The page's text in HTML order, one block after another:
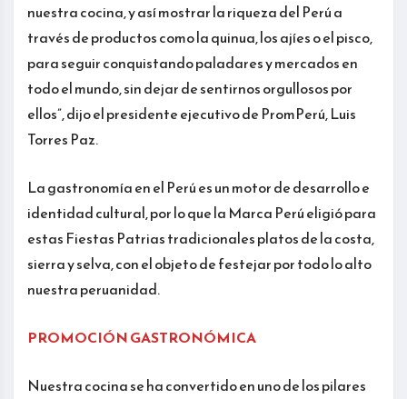
nuestra cocina, y así mostrar la riqueza del Perú a
través de productos como la quinua, los ajíes o el pisco,
para seguir conquistando paladares y mercados en
todo el mundo, sin dejar de sentirnos orgullosos por
ellos”, dijo el presidente ejecutivo de PromPerú, Luis
Torres Paz.
La gastronomía en el Perú es un motor de desarrollo e
identidad cultural, por lo que la Marca Perú eligió para
estas Fiestas Patrias tradicionales platos de la costa,
sierra y selva, con el objeto de festejar por todo lo alto
nuestra peruanidad.
PROMOCIÓN GASTRONÓMICA
Nuestra cocina se ha convertido en uno de los pilares